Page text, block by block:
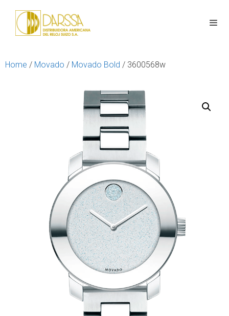
Home / Movado / Movado Bold / 3600568w